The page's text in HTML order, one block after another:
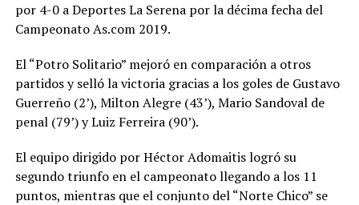
por 4-0 a Deportes La Serena por la décima fecha del
Campeonato As.com 2019.
El “Potro Solitario” mejoró en comparación a otros
partidos y selló la victoria gracias a los goles de Gustavo
Guerreño (2’), Milton Alegre (43’), Mario Sandoval de
penal (79’) y Luiz Ferreira (90’).
El equipo dirigido por Héctor Adomaitis logró su
segundo triunfo en el campeonato llegando a los 11
puntos, mientras que el conjunto del “Norte Chico” se